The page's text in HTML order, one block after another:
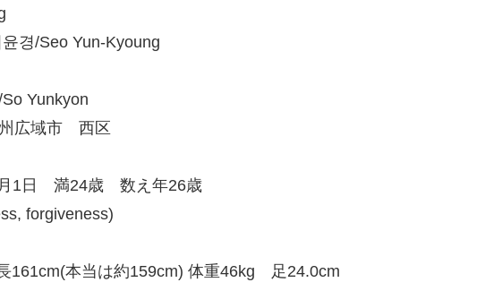
경/Seo Yun-Kyoung
Yunkyon
広域市 西区
1日 満24歳 数え年26歳
forgiveness)
161cm(本当は約159cm) 体重46kg 足24.0cm